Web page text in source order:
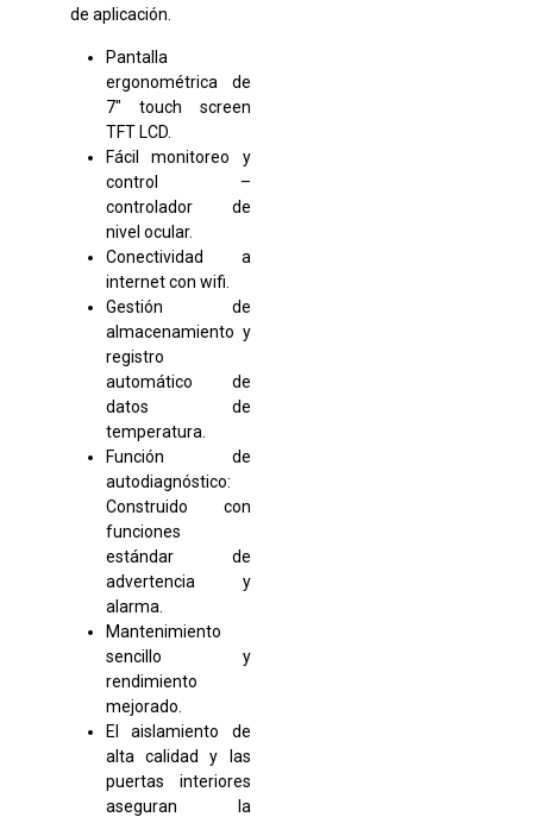
de aplicación.
Pantalla
ergonométrica de
7″ touch screen
TFT LCD.
Fácil monitoreo y
control –
controlador de
nivel ocular.
Conectividad a
internet con wifi.
Gestión de
almacenamiento y
registro
automático de
datos de
temperatura.
Función de
autodiagnóstico:
Construido con
funciones
estándar de
advertencia y
alarma.
Mantenimiento
sencillo y
rendimiento
mejorado.
El aislamiento de
alta calidad y las
puertas interiores
aseguran la